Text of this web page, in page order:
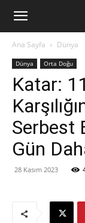
Ana Sayfa Dünya
Dünya Orta Doğu
Katar:
Serbest
Gün
28 Kasım 2023